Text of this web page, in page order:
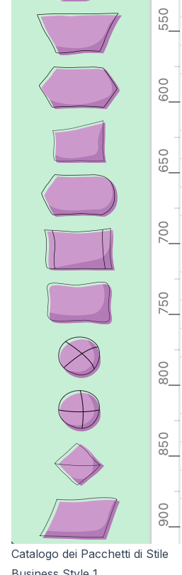
Catalogo dei Pacchetti di Stile